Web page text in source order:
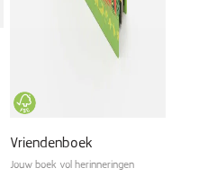
Vriendenboek
Jouw boek vol herinneringen